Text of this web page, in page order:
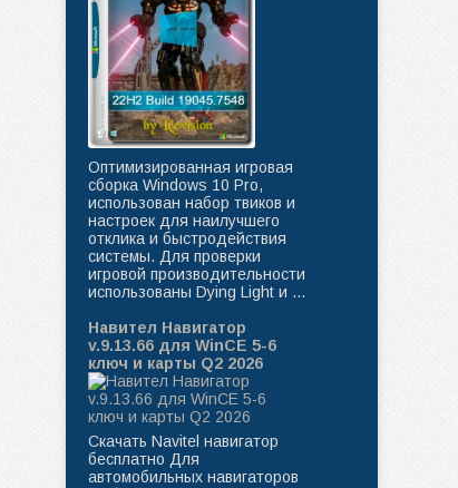
Оптимизированная игровая
сборка Windows 10 Pro,
использован набор твиков и
настроек для наилучшего
отклика и быстродействия
системы. Для проверки
игровой производительности
использованы Dying Light и ...
Навител Навигатор
v.9.13.66 для WinCE 5-6
ключ и карты Q2 2026
Скачать Navitel навигатор
бесплатно Для
автомобильных навигаторов